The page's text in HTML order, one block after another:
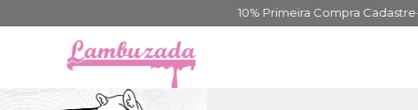
10% Primeira Compra Cadastre-se Frete Grátis acima de